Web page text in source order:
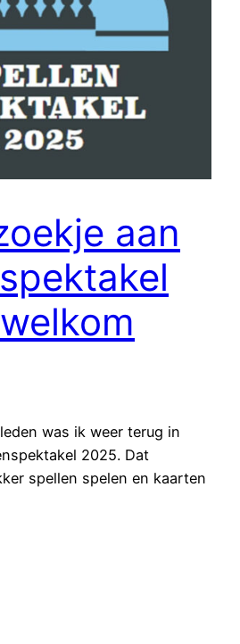
aan
was ik weer terug in
2025. Dat
spellen spelen en kaarten